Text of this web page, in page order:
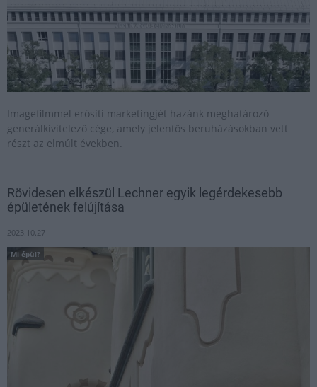
Imagefilmmel erősíti marketingjét hazánk meghatározó
generálkivitelező cége, amely jelentős beruházásokban vett
részt az elmúlt években.
Rövidesen elkészül Lechner egyik legérdekesebb
épületének felújítása
2023.10.27
Mi épül?